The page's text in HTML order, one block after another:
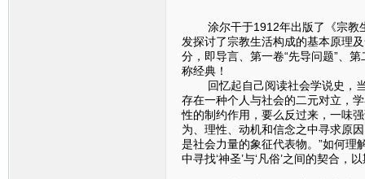
涂尔干于1912年出版了《宗教生
发探讨了宗教生活构成的基本原理
分，即导言、第一卷“先导问题”、
称经典！
回忆起自己阅读社会学说史，当
存在一种个人与社会的二元对立，
性的制约作用，要么反过来，一味
为、理性、动机和信念之中寻求原
是社会力量的象征代表物。”如何理
中寻找‘神圣’与‘凡俗’之间的契合